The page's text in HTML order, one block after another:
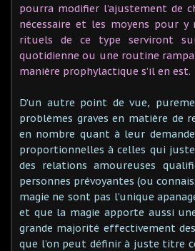
pourra modifier l’ajustement de
nécessaire et les moyens pour y
rituels de ce type serviront
quotidienne ou une routine
manière prophylactique s’il en est.
D’un autre point de vue,
problèmes graves en matière de
en nombre quant à leur
proportionnelles à celles qui
des relations amoureuses
personnes prévoyantes (ou
magie ne sont pas l’unique
et que la magie apporte aussi
grande majorité effectivement
que l’on peut définir à juste titre